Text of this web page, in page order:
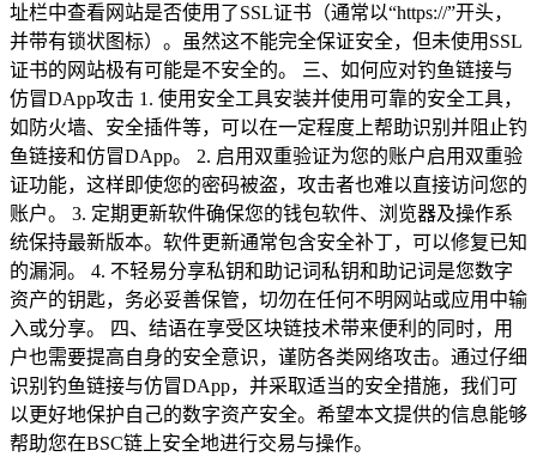
址栏中查看网站是否使用了SSL证书（通常以“https://”开头，
并带有锁状图标）。虽然这不能完全保证安全，但未使用SSL
证书的网站极有可能是不安全的。 三、如何应对钓鱼链接与
仿冒DApp攻击 1. 使用安全工具安装并使用可靠的安全工具，
如防火墙、安全插件等，可以在一定程度上帮助识别并阻止钓
鱼链接和仿冒DApp。 2. 启用双重验证为您的账户启用双重验
证功能，这样即使您的密码被盗，攻击者也难以直接访问您的
账户。 3. 定期更新软件确保您的钱包软件、浏览器及操作系
统保持最新版本。软件更新通常包含安全补丁，可以修复已知
的漏洞。 4. 不轻易分享私钥和助记词私钥和助记词是您数字
资产的钥匙，务必妥善保管，切勿在任何不明网站或应用中输
入或分享。 四、结语在享受区块链技术带来便利的同时，用
户也需要提高自身的安全意识，谨防各类网络攻击。通过仔细
识别钓鱼链接与仿冒DApp，并采取适当的安全措施，我们可
以更好地保护自己的数字资产安全。希望本文提供的信息能够
帮助您在BSC链上安全地进行交易与操作。